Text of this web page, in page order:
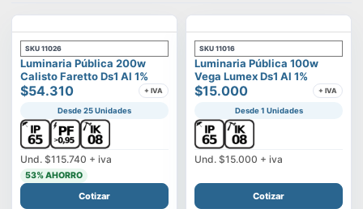
SKU 11026
Luminaria Pública 200w
Calisto Faretto Ds1 Al 1%
$54.310 + IVA
Desde 25 Unidades
Und. $115.740 + iva
53% AHORRO
Cotizar
SKU 11016
Luminaria Pública 100w
Vega Lumex Ds1 Al 1%
$15.000 + IVA
Desde 1 Unidades
Und. $15.000 + iva
Cotizar